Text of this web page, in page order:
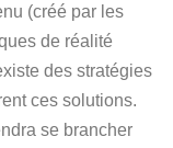
(créé par les
de réalité
des stratégies
ces solutions.
se brancher